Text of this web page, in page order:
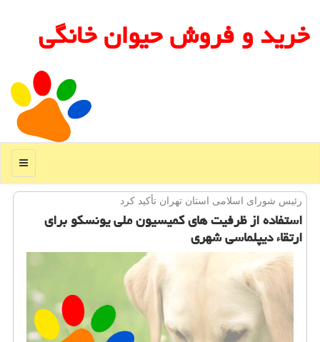
خرید و فروش حیوان خانگی
منو
رئیس شورای اسلامی استان تهران تأكید كرد
استفاده از ظرفیت های كمیسیون ملی یونسكو برای
ارتقاء دیپلماسی شهری